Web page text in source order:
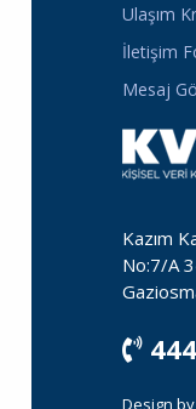
Ulaşım
İletişim
Mesaj
Kazım
No:7/A
Design